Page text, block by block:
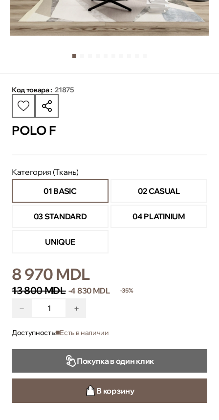
Код товара : 21875
POLO F
Категория (Ткань)
01 BASIC
02 CASUAL
03 STANDARD 04 PLATINIUM
UNIQUE
8 970 MDL
13 800 MDL -4 830 MDL -35%
− +
Доступность: Есть в наличии
Покупка в один клик
В корзину